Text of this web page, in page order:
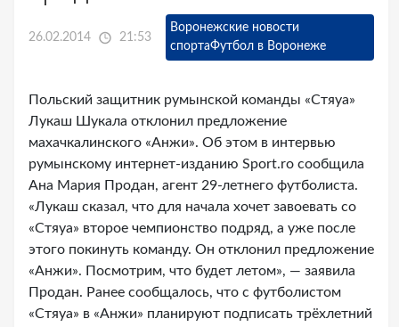
26.02.2014 21:53
Воронежские новости
спортаФутбол в Воронеже
Польский защитник румынской команды «Стяуа»
Лукаш Шукала отклонил предложение
махачкалинского «Анжи». Об этом в интервью
румынскому интернет-изданию Sport.ro сообщила
Ана Мария Продан, агент 29-летнего футболиста.
«Лукаш сказал, что для начала хочет завоевать со
«Стяуа» второе чемпионство подряд, а уже после
этого покинуть команду. Он отклонил предложение
«Анжи». Посмотрим, что будет летом», — заявила
Продан. Ранее сообщалось, что с футболистом
«Стяуа» в «Анжи» планируют подписать трёхлетний